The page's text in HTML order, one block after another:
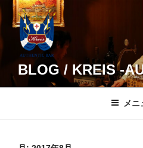
コ
BLOG / KREIS -
メニ